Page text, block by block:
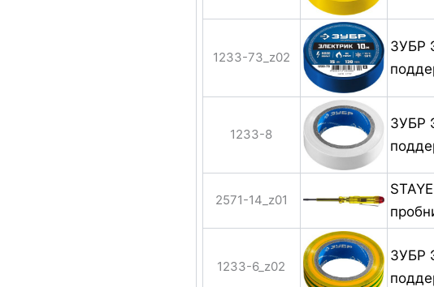
1233-73_z02
ЗУБР
1233-8
ЗУБР
2571-14_z01
1233-6_z02
ЗУБР